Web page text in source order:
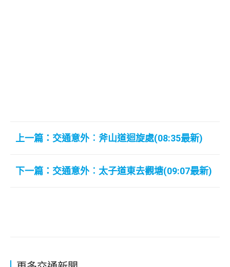
上一篇：交通意外︰斧山道迴旋處(08:35最新)
下一篇：交通意外︰太子道東去觀塘(09:07最新)